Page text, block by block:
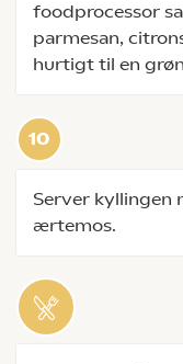
foodprocessor
parmesan,
hurtigt til en
Server kyllingen
ærtemos.